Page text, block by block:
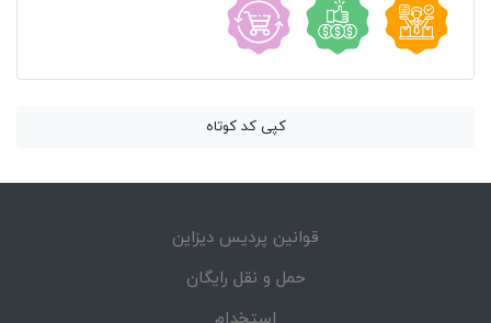
کپی کد کوتاه
قوانین پردیس دیزاین
حمل و نقل رایگان